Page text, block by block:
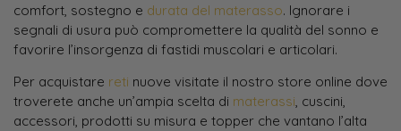
comfort, sostegno e durata del materasso. Ignorare i
segnali di usura può compromettere la qualità del sonno e
favorire l’insorgenza di fastidi muscolari e articolari.
Per acquistare reti nuove visitate il nostro store online dove
troverete anche un’ampia scelta di materassi, cuscini,
accessori, prodotti su misura e topper che vantano l’alta